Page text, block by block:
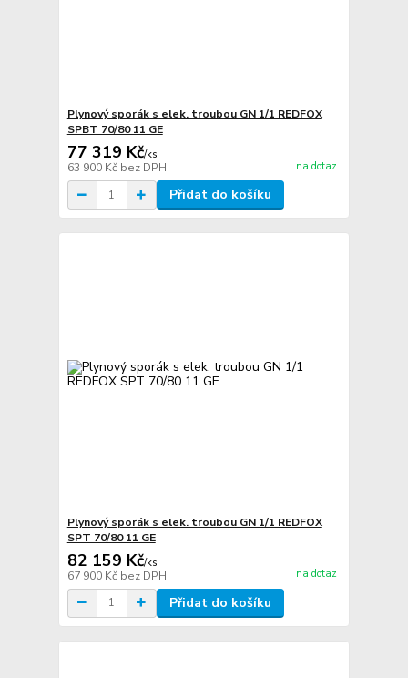
Plynový sporák s elek. troubou GN 1/1 REDFOX
SPBT 70/80 11 GE
77 319 Kč/ks
63 900 Kč bez DPH na dotaz
Přidat do košíku
Plynový sporák s elek. troubou GN 1/1 REDFOX
SPT 70/80 11 GE
82 159 Kč/ks
67 900 Kč bez DPH na dotaz
Přidat do košíku